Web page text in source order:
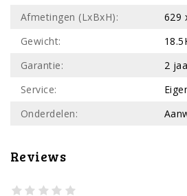
Afmetingen (LxBxH):
629
Gewicht:
Garantie:
2
Service:
Onderdelen:
Reviews